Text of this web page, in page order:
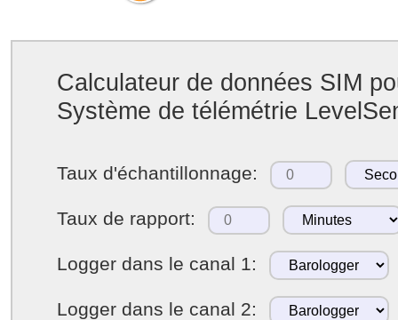
Calculateur de données SIM
Système de télémétrie
Taux d'échantillonnage:
Taux de rapport:
Logger dans le canal 1:
Logger dans le canal 2: